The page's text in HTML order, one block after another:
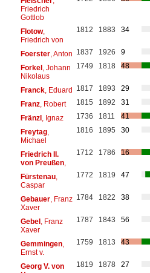
Friedrich
Gottlob
Flotow,
Friedrich von
1812 1883 34
Foerster, Anton 1837 1926
9
Forkel, Johann
Nikolaus
1749 1818 48
Franck, Eduard 1817 1893
29
Franz, Robert 1815 1892
31
Fränzl, Ignaz 1736 1811
41
Freytag,
Michael
1816 1895 30
Friedrich II.
von Preußen,
1712 1786 16
Fürstenau,
Caspar
1772 1819 47
Gebauer, Franz
Xaver
1784 1822 38
Gebel, Franz
Xaver
1787 1843 56
Gemmingen,
Ernst v.
1759 1813 43
Georg V. von
1819 1878 27